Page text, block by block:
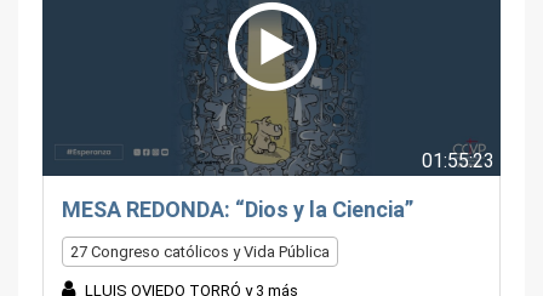
01:55:23
MESA REDONDA: “Dios y la Ciencia”
27 Congreso católicos y Vida Pública
LLUIS OVIEDO TORRÓ y 3 más